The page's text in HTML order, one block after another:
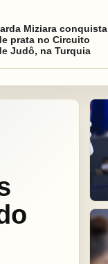
Miziara conquista
prata no Circuito
Judô, na Turquia